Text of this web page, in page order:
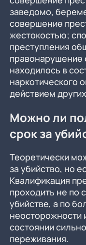
заведомо,
совершение
жестокостью;
преступления
находилось в
наркотического
действием
Можно ли
срок за
Теоретически
за убийство, но
Квалификация
проходить не по
убийстве, а по
неосторожности
состоянии
переживания.